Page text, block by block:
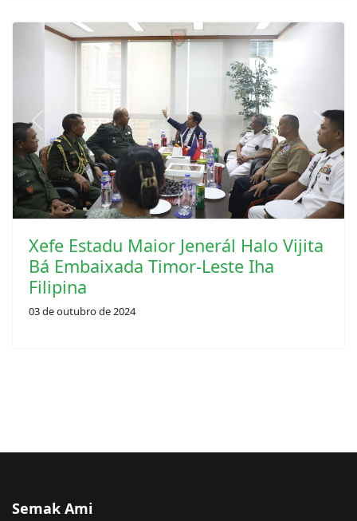
Previous Next
Xefe Estadu Maior Jenerál Halo Vijita
Bá Embaixada Timor-Leste Iha